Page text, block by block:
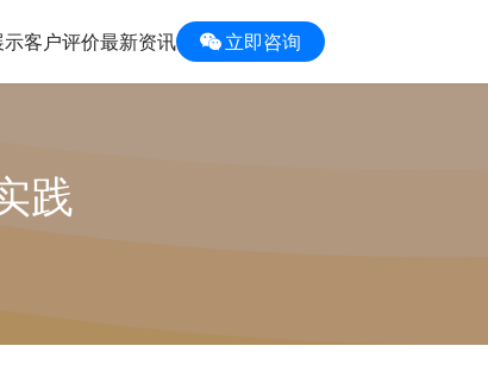
示客户评价最新资讯 立即咨询
践